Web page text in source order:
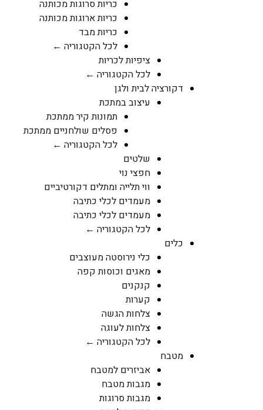
כריות סרוגות מכותנה
כריות ארוגות מכותנה
כריות מבד
לכל הקטגוריה ←
ציפיות לכריות
לכל הקטגוריה ←
דקורציה לבית ולגן
עיצוב במתכת
תמונות קיר ממתכת
פסלים שולחניים ממתכת
לכל הקטגוריה ←
שלטים
חפצי נוי
ווי תלייה ומתלים דקורטיביים
מעמדים לכלי כתיבה
מעמדים לכלי כתיבה
לכל הקטגוריה ←
כלים
כלי נירוסטה מעוצבים
מאגים וכוסות קפה
קנקנים
קערות
צלחות הגשה
צלחות לעוגה
לכל הקטגוריה ←
מטבח
אביזרים למטבח
מגבות מטבח
מגבות סרוגות